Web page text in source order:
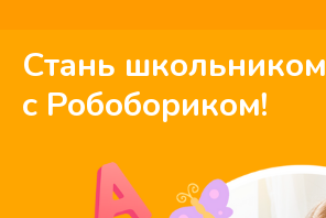
Стань школьником
с Робобориком!